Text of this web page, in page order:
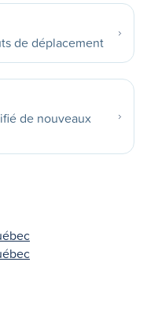
de déplacement
de nouveaux